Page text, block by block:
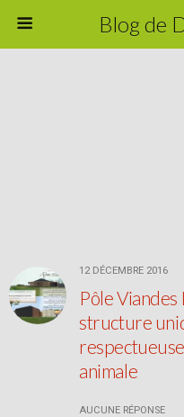
Blog de
12 DÉCEMBRE 2016
Pôle Viandes
structure
animale
AUCUNE RÉPONSE